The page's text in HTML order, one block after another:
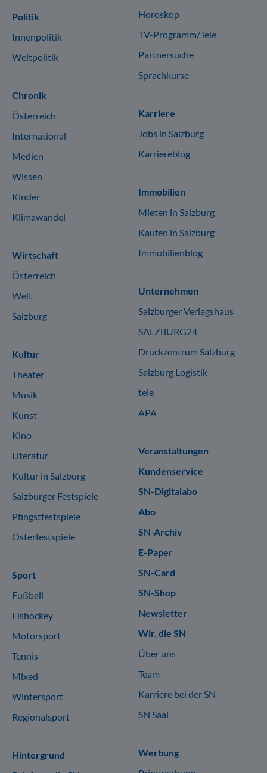
Politik
Innenpolitik
Weltpolitik
Chronik
Österreich
International
Medien
Wissen
Kinder
Klimawandel
Wirtschaft
Österreich
Welt
Salzburg
Kultur
Theater
Musik
Kunst
Kino
Literatur
Kultur in Salzburg
Salzburger Festspiele
Pfingstfestspiele
Osterfestspiele
Sport
Fußball
Eishockey
Motorsport
Tennis
Mixed
Wintersport
Regionalsport
Hintergrund
Horoskop
TV-Programm/Tele
Partnersuche
Sprachkurse
Karriere
Jobs in Salzburg
Karriereblog
Immobilien
Mieten in Salzburg
Kaufen in Salzburg
Immobilienblog
Unternehmen
Salzburger Verlagshaus
SALZBURG24
Druckzentrum Salzburg
Salzburg Logistik
tele
APA
Veranstaltungen
Kundenservice
SN-Digitalabo
Abo
SN-Archiv
E-Paper
SN-Card
SN-Shop
Newsletter
Wir, die SN
Über uns
Team
Karriere bei der SN
SN Saal
Werbung